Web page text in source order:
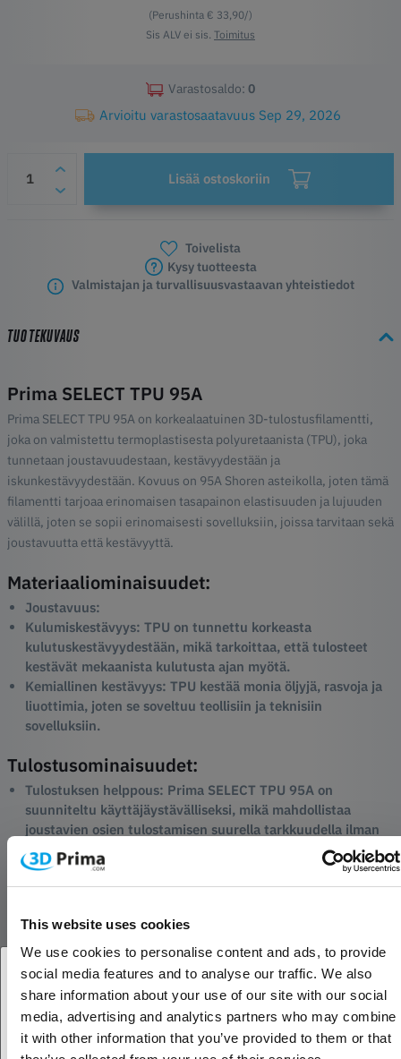
This website uses cookies
We use cookies to personalise content and ads, to provide
social media features and to analyse our traffic. We also
share information about your use of our site with our social
media, advertising and analytics partners who may combine
it with other information that you’ve provided to them or that
(Perushinta € 33,90/)
Sis ALV ei sis. Toimitus
Varastosaldo: 0
Arvioitu varastosaatavuus Sep 29, 2026
Lisää ostoskoriin
Toivelista
Kysy tuotteesta
Valmistajan ja turvallisuusvastaavan yhteistiedot
TUOTEKUVAUS
Prima SELECT TPU 95A
Prima SELECT TPU 95A on korkealaatuinen 3D-tulostusfilamentti,
joka on valmistettu termoplastisesta polyuretaanista (TPU), joka
tunnetaan joustavuudestaan, kestävyydestään ja
iskunkestävyydestään. Kovuus on 95A Shoren asteikolla, joten tämä
filamentti tarjoaa erinomaisen tasapainon elastisuuden ja lujuuden
välillä, joten se sopii erinomaisesti sovelluksiin, joissa tarvitaan sekä
joustavuutta että kestävyyttä.
Materiaaliominaisuudet:
Joustavuus:
Kulumiskestävyys: TPU on tunnettu korkeasta
kulutuskestävyydestään, mikä tarkoittaa, että tulosteet
kestävät mekaanista kulutusta ajan myötä.
Kemiallinen kestävyys: TPU kestää monia öljyjä, rasvoja ja
liuottimia, joten se soveltuu teollisiin ja teknisiin
sovelluksiin.
Tulostusominaisuudet:
Tulostuksen helppous: Prima SELECT TPU 95A on
suunniteltu käyttäjäystävälliseksi, mikä mahdollistaa
joustavien osien tulostamisen suurella tarkkuudella ilman
filamentin sotkeutumista tai tukkeutumista.
Low Warping:
TPU-materiaalilla on taipumus vääntyä
vähän, mikä johtaa luotettavampiin tulosteisiin.
painolämpötila on 210°C-230°C, ja optimaalisen
tarttuvuuden saavuttamiseksi sängyn lämpötila on 40°C-
60°C.
Sovellukset:
Prototyypit: Ihanteellinen joustavien ja kestävien
prototyyppien luomiseen.
Oletko yritys- vai yksityisasiakas?